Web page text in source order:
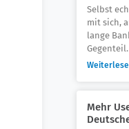
Selbst
mit sich,
lange
Gegenteil.
Mehr